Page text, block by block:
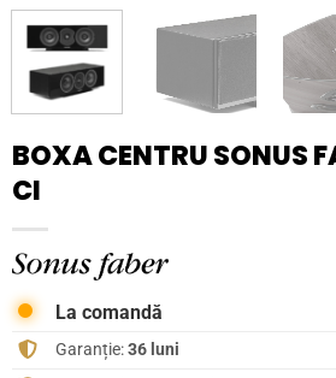
BOXA CENTRU SONUS
CI
La comandă
Garanție:36 luni